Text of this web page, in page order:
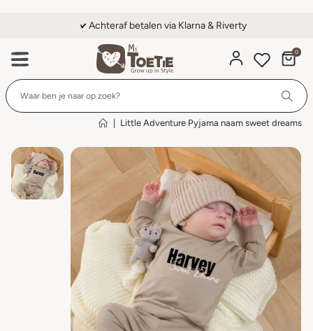
Achteraf betalen via Klarna & Riverty
0
Little Adventure Pyjama naam sweet dreams